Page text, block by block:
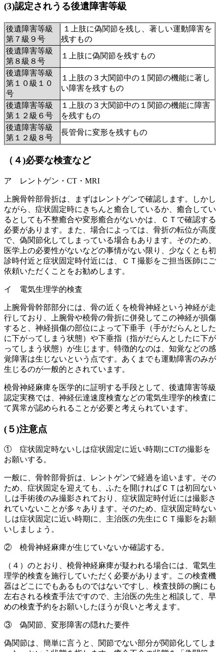
(3)認定されうる後遺障害等級
後遺障害等級
第７級９号
１上肢に偽関節を残し、著しい運動障害を
残すもの
後遺障害等級
第８級８号
１上肢に偽関節を残すもの
後遺障害等級
第１０級１０
号
１上肢の３大関節中の１関節の機能に著し
い障害を残すもの
後遺障害等級
第１２級６号
１上肢の３大関節中の１関節の機能に障害
を残すもの
後遺障害等級
第１２級８号
長管骨に変形を残すもの
（４)必要な検査など
ア レントゲン・CT・MRI
上腕骨幹部骨折は、まずはレントゲンで確認します。しかし
ながら、症状固定時にきちんと癒合しているか、癒合してい
るとしても不整癒合や変形癒合がないかは、ＣＴで確認する
必要があります。また、場合によっては、骨折の転位が高度
で、偽関節化してしまっている場合もあります。そのため、
医学上の必要性がないなどの事情がない限り、少なくとも初
診時付近と症状固定時付近には、ＣＴ撮影をご担当医師にご
依頼いただくことをお勧めします。
イ 電気生理学的検査
上腕骨骨幹部部分には、骨の近くを橈骨神経という神経が走
行しており、上腕骨や橈骨の骨折に併発してこの神経が損傷
すると、神経損傷の部位によって下垂手（手がだらんとした
に下がってしまう状態）や下垂指（指がだらんとしたに下が
ってしまう状態）が生じます。特徴的なのは、知覚などの感
覚障害は生じないという点です。あくまでも運動障害のみが
生じるのが一般的とされています。
橈骨神経麻痺を医学的に証明する手段として、後遺障害等級
認定実務では、神経伝達速度検査などの電気生理学的検査に
て異常が認められることが必要と考えられています。
(５)注意点
① 症状固定時ないしは症状固定に近い時期にCTの撮影を
お願いする。
一般に、骨幹部骨折は、レントゲンで経過を追います。その
ため、症状固定を迎えても、ふたを開ければＣＴは初回ない
しは手術後のみ撮影されており、症状固定時付近には撮影さ
れていないことが多々あります。そのため、症状固定時ない
しは症状固定に近い時期に、主治医の先生にＣＴ撮影をお願
いしましょう。
② 橈骨神経麻痺が生じていないか確認する。
（４）のとおり、橈骨神経麻痺が疑われる場合には、電気生
理学的検査を施行していただく必要があります。この検査機
器はどこにでもあるものではないですし、検査技師の腕にも
左右される検査手法ですので、主治医の先生と相談して、早
めの検査予約をお願いしたほうが良いと考えます。
③ 偽関節、変形障害の隠れた要件
偽関節は、簡単に言うと、関節でない部分が関節化してしま